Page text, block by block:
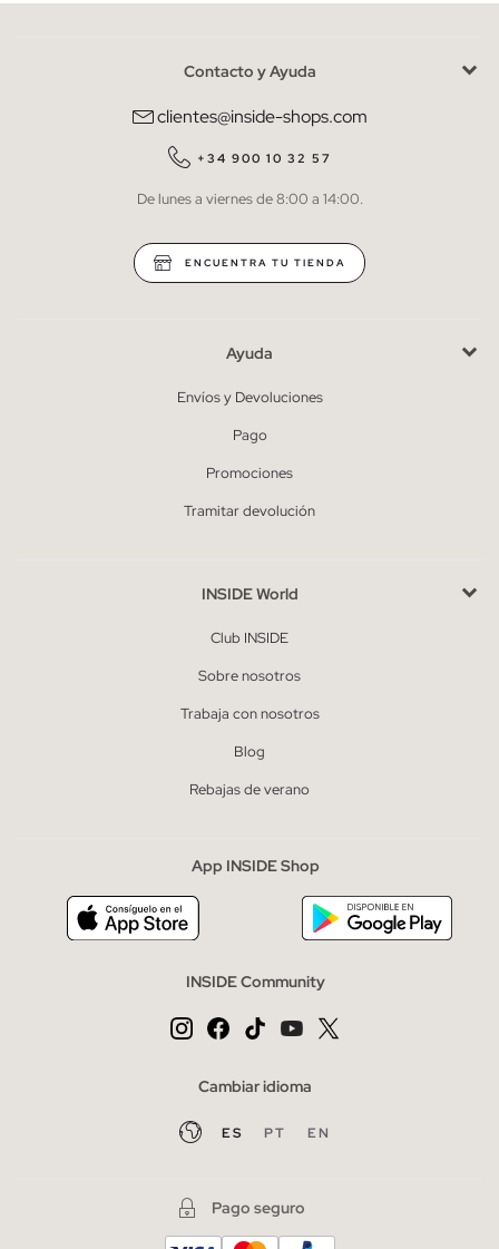
He leído y entiendo lapolítica de privacidad
QUIERO SUSCRIBIRME
* Puedes cancelar la suscripción en cualquier momento.
Contacto y Ayuda
clientes@inside-shops.com
+34 900 10 32 57
De lunes a viernes de 8:00 a 14:00.
ENCUENTRA TU TIENDA
Ayuda
Envíos y Devoluciones
Pago
Promociones
Tramitar devolución
INSIDE World
Club INSIDE
Sobre nosotros
Trabaja con nosotros
Blog
Rebajas de verano
App INSIDE Shop
INSIDE Community
Cambiar idioma
ES PT EN
Pago seguro